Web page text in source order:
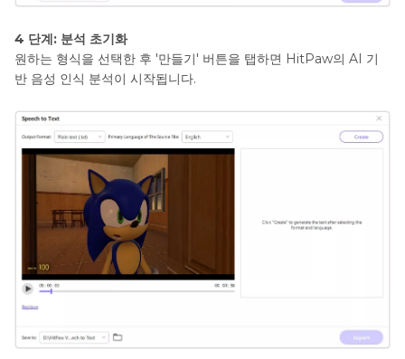
4 단계: 분석 초기화
원하는 형식을 선택한 후 '만들기' 버튼을 탭하면 HitPaw의 AI 기
반 음성 인식 분석이 시작됩니다.